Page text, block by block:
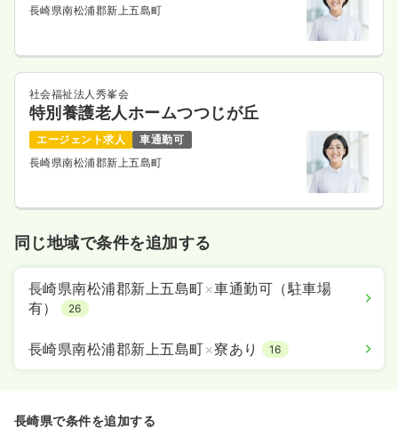
長崎県南松浦郡新上五島町
社会福祉法人秀峯会
特別養護老人ホームつつじが丘
エージェント求人
車通勤可
長崎県南松浦郡新上五島町
同じ地域で条件を追加する
長崎県南松浦郡新上五島町×車通勤可（駐車場
有）
26
長崎県南松浦郡新上五島町×寮あり 16
長崎県で条件を追加する